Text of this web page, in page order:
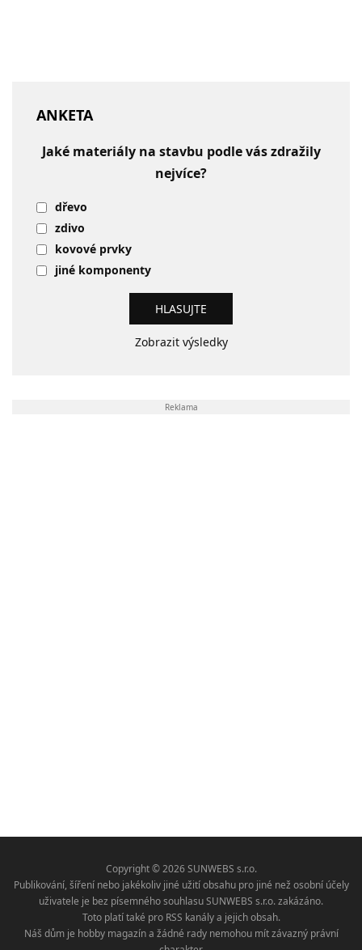
ANKETA
Jaké materiály na stavbu podle vás zdražily
nejvíce?
dřevo
zdivo
kovové prvky
jiné komponenty
Zobrazit výsledky
Reklama
Copyright © 2026 SUNWEBS s.r.o.
Publikování, šíření nebo jakékoliv jiné užití obsahu pro jiné než osobní účely
uživatele je bez písemného souhlasu SUNWEBS s.r.o. zakázáno.
Toto platí také pro RSS kanály a jejich obsah.
Náš dům je hobby magazín a žádné rady nemohou mít závazný právní